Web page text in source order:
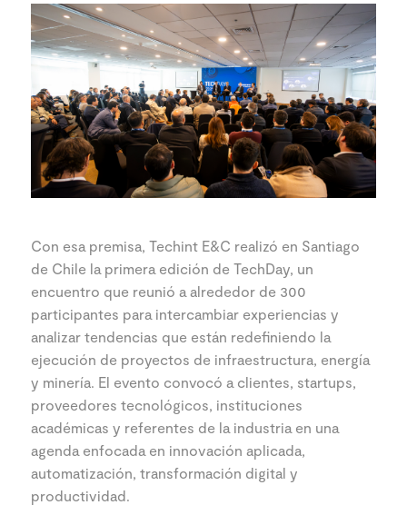
Con esa premisa, Techint E&C realizó en Santiago
de Chile la primera edición de TechDay, un
encuentro que reunió a alrededor de 300
participantes para intercambiar experiencias y
analizar tendencias que están redefiniendo la
ejecución de proyectos de infraestructura, energía
y minería. El evento convocó a clientes, startups,
proveedores tecnológicos, instituciones
académicas y referentes de la industria en una
agenda enfocada en innovación aplicada,
automatización, transformación digital y
productividad.